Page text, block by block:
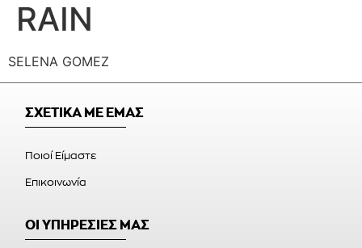
RAIN
SELENA GOMEZ
ΣΧΕΤΙΚΑ ΜΕ ΕΜΑΣ
Ποιοί Είμαστε
Επικοινωνία
ΟΙ ΥΠΗΡΕΣΙΕΣ ΜΑΣ